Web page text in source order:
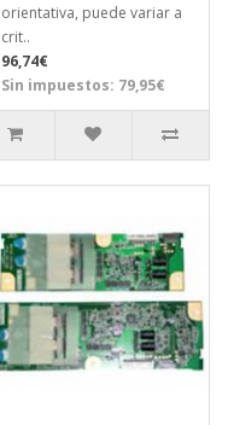
orientativa, puede variar a
crit..
96,74€
Sin impuestos: 79,95€